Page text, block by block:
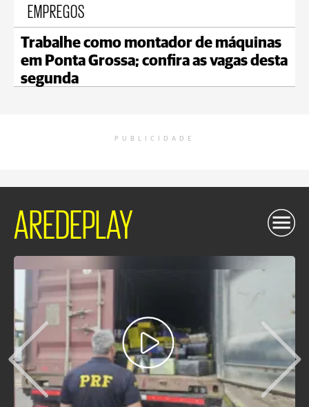
EMPREGOS
Trabalhe como montador de máquinas
em Ponta Grossa; confira as vagas desta
segunda
PUBLICIDADE
AREDEPLAY